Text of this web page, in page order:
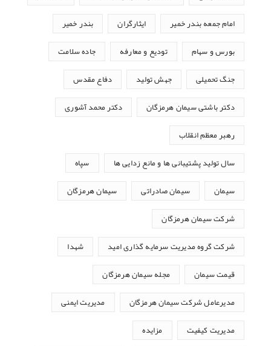
امام جمعه بندر خمیر ایثارگران بندر خمیر
بورس و سهام تودیع و معارفه جاده سلامت
جنگ تحمیلی جهش تولید دفاع مقدس
دکتر باشتی سیمان هرمزگان دکتر محمد آشوری
رهبر معظم انقلاب
سال تولید پشتیبانی ها و مانع زدایی ها سپاه
سیمان سیمان صادراتی سیمان هرمزگان
شرکت سیمان هرمزگان
شرکت گروه مدیریت سرمایه گذاری امید شهدا
قیمت سیمان مجله سیمان هرمزگان
مدیرعامل شرکت سیمان هرمزگان مدیریت ایمنی
مدیریت کیفیت مزایده